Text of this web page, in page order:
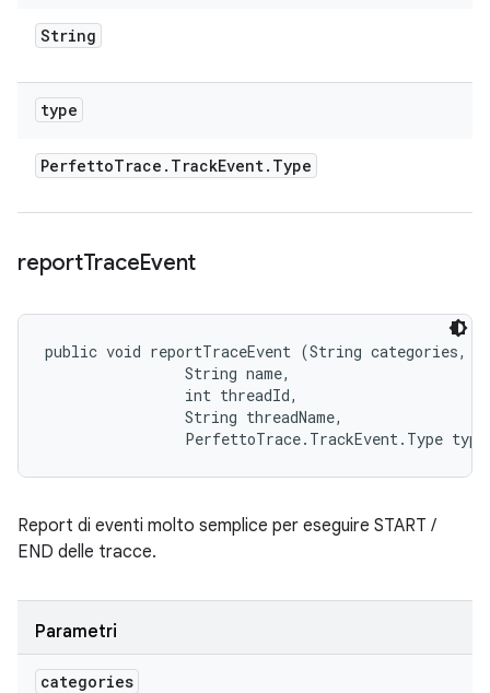
String
type
PerfettoTrace . TrackEvent. Type
reportTraceEvent
public void reportTraceEvent (String categories,
                String name,
                int threadId,
                String threadName,
PerfettoTrace.TrackEvent.Type
Report di eventi molto semplice per eseguire START /
END delle tracce.
Parametri
categories